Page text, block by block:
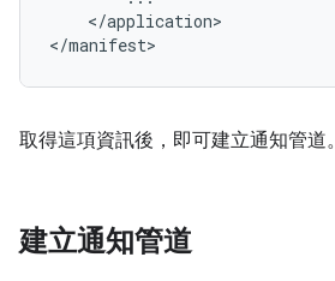
</application>
</manifest>
取得這項資訊後，即可建立通知管道。
建立通知管道